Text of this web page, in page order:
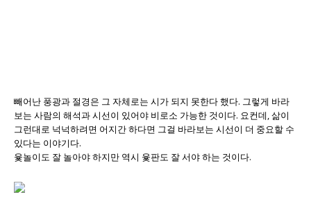
빼어난 풍광과 절경은 그 자체로는 시가 되지 못한다 했다. 그렇게 바라
보는 사람의 해석과 시선이 있어야 비로소 가능한 것이다. 요컨데, 삶이
그런대로 넉넉하려면 어지간 하다면 그걸 바라보는 시선이 더 중요할 수
있다는 이야기다.
윷놀이도 잘 놀아야 하지만 역시 윷판도 잘 서야 하는 것이다.